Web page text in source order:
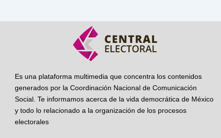
Es una plataforma multimedia que concentra los contenidos
generados por la Coordinación Nacional de Comunicación
Social. Te informamos acerca de la vida democrática de México
y todo lo relacionado a la organización de los procesos
electorales